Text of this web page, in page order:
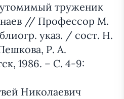
труженик
// Профессор М.
указ. / сост. Н.
Р. А.
1986. – С. 4-9:
Николаевич